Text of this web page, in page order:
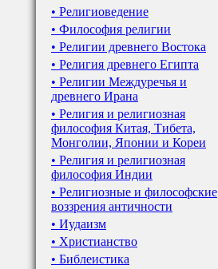
• Религиоведение
• Философия религии
• Религии древнего Востока
• Религия древнего Египта
• Религии Междуречья и
древнего Ирана
• Религия и религиозная
философия Китая, Тибета,
Монголии, Японии и Кореи
• Религия и религиозная
философия Индии
• Религиозные и философские
воззрения античности
• Иудаизм
• Христианство
• Библеистика